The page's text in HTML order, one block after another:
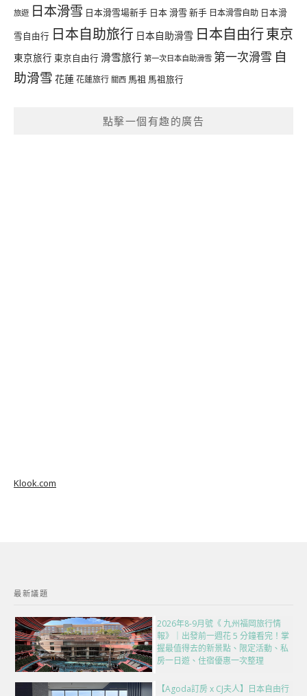
旅遊 日本滑雪 日本滑雪場新手 日本 滑雪 新手 日本滑雪自助 日本滑
雪自由行 日本自助旅行 日本自助滑雪 日本自由行東京
東京旅行 東京自由行 滑雪旅行 第一次日本自助滑雪 第一次滑雪 自
助滑雪 花蓮花蓮旅行 關西 馬祖 馬祖旅行
點擊一個有趣的廣告
Klook.com
最新議題
2026年8-9月號《 九州福岡旅行情
報》｜出發前一週花 5 分鐘看完！掌
握最值得去的新景點、限定活動、私
房一日遊、住宿優惠一次整理
【Agoda訂房 x CJ夫人】日本自由行